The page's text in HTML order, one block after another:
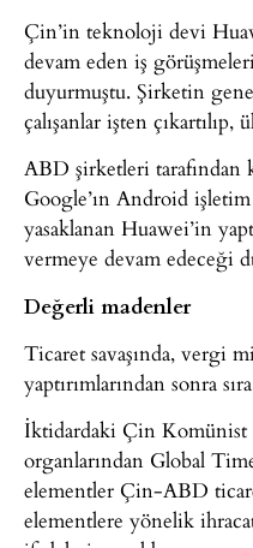
Çin’in teknoloji devi
devam eden iş
duyurmuştu. Şirketin
çalışanlar işten
ABD şirketleri tarafından
Google’ın Android
yasaklanan Huawei’in
vermeye devam edeceği
Değerli madenler
Ticaret savaşında, vergi
yaptırımlarından sonra
İktidardaki Çin Komünist
organlarından Global
elementler Çin-ABD
elementlere yönelik